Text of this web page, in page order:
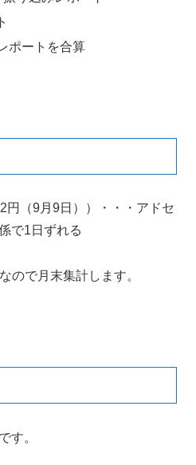
ポートを合算
円（9月9日））・・・アドセ
で1日ずれる
ので月末集計します。
す。